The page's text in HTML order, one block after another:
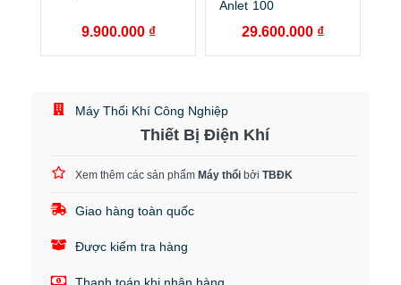
9.900.000 ₫
Anlet 100
29.600.000 ₫
Máy Thổi Khí Công Nghiệp
Thiết Bị Điện Khí
Xem thêm các sản phẩm Máy thổi bởi TBĐK
Giao hàng toàn quốc
Được kiểm tra hàng